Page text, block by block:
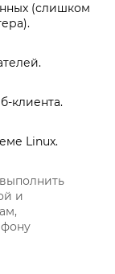
(слишком
клиента.
Linux.
и